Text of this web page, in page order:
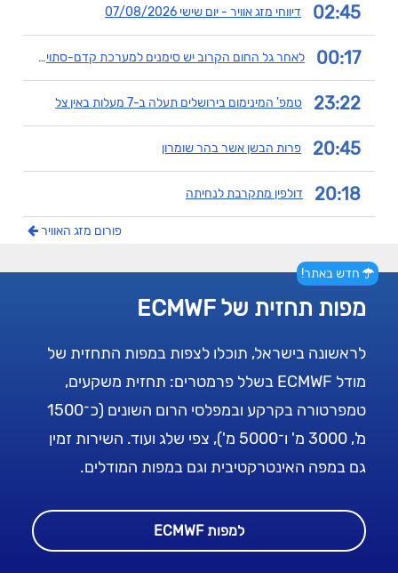
02:45 דיווחי מזג אוויר - יום שישי 07/08/2026
00:17 לאחר גל החום הקרוב יש סימנים למערכת קדם-סתוית כבר באמצע החודש
23:22 טמפ' המינימום בירושלים תעלה ב-7 מעלות באין צל
20:45 פרות הבשן אשר בהר שומרון
20:18 דולפין מתקרבת לנחיתה
פורום מזג האוויר
חדש באתר!
מפות תחזית של ECMWF
לראשונה בישראל, תוכלו לצפות במפות התחזית של
מודל ECMWF בשלל פרמטרים: תחזית משקעים,
טמפרטורה בקרקע ובמפלסי הרום השונים (כ־1500
מ', 3000 מ' ו־5000 מ'), צפי שלג ועוד. השירות זמין
גם במפה האינטרקטיבית וגם במפות המודלים.
למפות ECMWF